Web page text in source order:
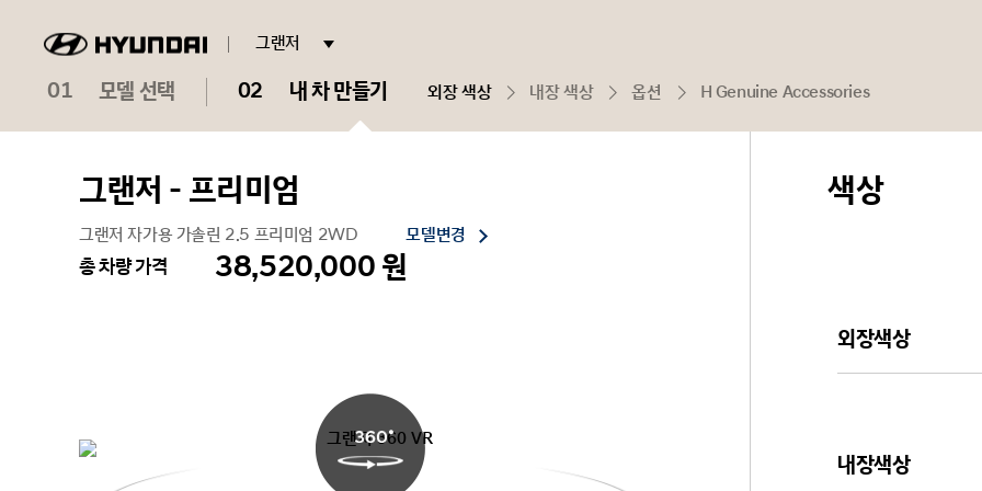
현
대
로
그랜저
01 모델 선택 02 내 차 만들기 외장 색상 내장 색상 옵션 H Genuine Accessories
그랜저 - 프리미엄
그랜저 자가용 가솔린 2.5 프리미엄 2WD 모델변경
총 차량 가격 38,520,000 원
360
색상
외장색상
내장색상